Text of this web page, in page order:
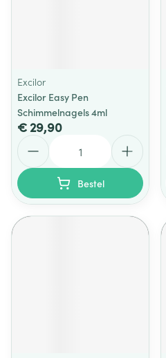
Excilor
Excilor Easy Pen
Schimmelnagels 4ml
€ 29,90
Bestel